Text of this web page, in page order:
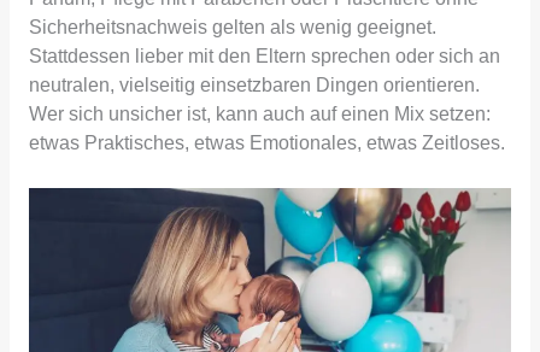
Sicherheitsnachweis gelten als wenig geeignet.
Stattdessen lieber mit den Eltern sprechen oder sich an
neutralen, vielseitig einsetzbaren Dingen orientieren.
Wer sich unsicher ist, kann auch auf einen Mix setzen:
etwas Praktisches, etwas Emotionales, etwas Zeitloses.